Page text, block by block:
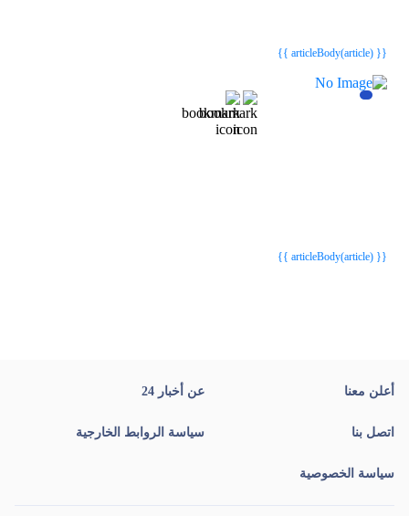
{{ articleBody(article) }}
{{ articleBody(article) }}
أعلن معنا عن أخبار 24
اتصل بنا سياسة الروابط الخارجية
سياسة الخصوصية